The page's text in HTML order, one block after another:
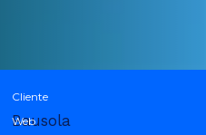
Cliente
Bausola
Web